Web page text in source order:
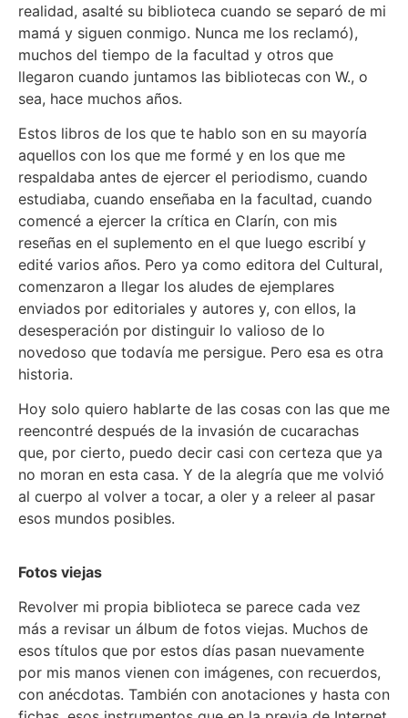
realidad, asalté su biblioteca cuando se separó de mi
mamá y siguen conmigo. Nunca me los reclamó),
muchos del tiempo de la facultad y otros que
llegaron cuando juntamos las bibliotecas con W., o
sea, hace muchos años.
Estos libros de los que te hablo son en su mayoría
aquellos con los que me formé y en los que me
respaldaba antes de ejercer el periodismo, cuando
estudiaba, cuando enseñaba en la facultad, cuando
comencé a ejercer la crítica en Clarín, con mis
reseñas en el suplemento en el que luego escribí y
edité varios años. Pero ya como editora del Cultural,
comenzaron a llegar los aludes de ejemplares
enviados por editoriales y autores y, con ellos, la
desesperación por distinguir lo valioso de lo
novedoso que todavía me persigue. Pero esa es otra
historia.
Hoy solo quiero hablarte de las cosas con las que me
reencontré después de la invasión de cucarachas
que, por cierto, puedo decir casi con certeza que ya
no moran en esta casa. Y de la alegría que me volvió
al cuerpo al volver a tocar, a oler y a releer al pasar
esos mundos posibles.
Fotos viejas
Revolver mi propia biblioteca se parece cada vez
más a revisar un álbum de fotos viejas. Muchos de
esos títulos que por estos días pasan nuevamente
por mis manos vienen con imágenes, con recuerdos,
con anécdotas. También con anotaciones y hasta con